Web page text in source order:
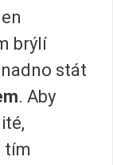
brýlí
stát
. Aby
tím